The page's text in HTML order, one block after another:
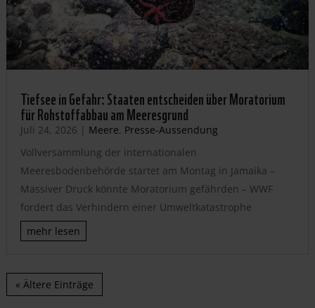
Tiefsee in Gefahr: Staaten entscheiden über Moratorium
für Rohstoffabbau am Meeresgrund
Juli 24, 2026 | Meere, Presse-Aussendung
Vollversammlung der internationalen
Meeresbodenbehörde startet am Montag in Jamaika –
Massiver Druck könnte Moratorium gefährden – WWF
fordert das Verhindern einer Umweltkatastrophe
mehr lesen
« Ältere Einträge